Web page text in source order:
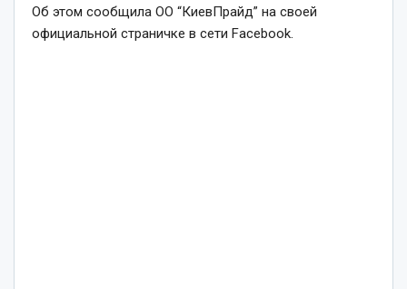
Об этом сообщила ОО “КиевПрайд” на своей
официальной страничке в сети Facebook.